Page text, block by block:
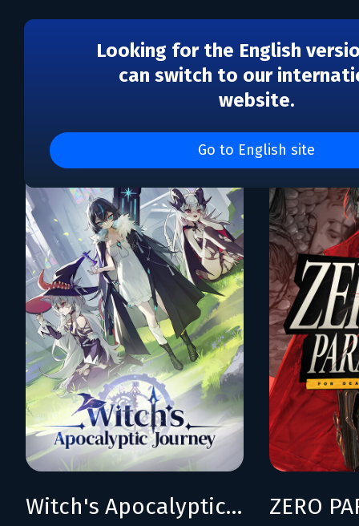
Looking for the English
can switch to our
website.
Go to English site
Каталог игр Moving
Witch's Apocalyptic Journey